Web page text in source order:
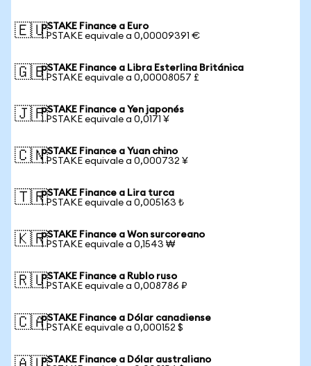
🇪🇺pSTAKE Finance a Euro
1 PSTAKE equivale a 0,00009391 €
🇬🇧pSTAKE Finance a Libra Esterlina Británica
1 PSTAKE equivale a 0,00008057 £
🇯🇵pSTAKE Finance a Yen japonés
1 PSTAKE equivale a 0,0171 ¥
🇨🇳pSTAKE Finance a Yuan chino
1 PSTAKE equivale a 0,000732 ¥
🇹🇷pSTAKE Finance a Lira turca
1 PSTAKE equivale a 0,005163 ₺
🇰🇷pSTAKE Finance a Won surcoreano
1 PSTAKE equivale a 0,1543 ₩
🇷🇺pSTAKE Finance a Rublo ruso
1 PSTAKE equivale a 0,008786 ₽
🇨🇦pSTAKE Finance a Dólar canadiense
1 PSTAKE equivale a 0,000152 $
pSTAKE Finance a Dólar australiano